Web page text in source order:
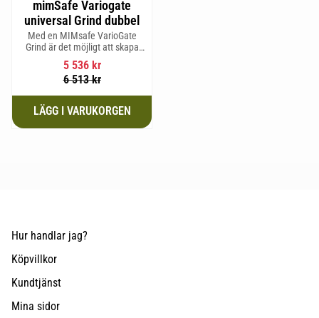
mimSafe Variogate
universal Grind dubbel
Med en MIMsafe VarioGate
Grind är det möjligt att skapa
ett inhägnat område i hela
bagageutrymmet som kan
användas för transport av
5 536kr
6 513kr
Hur handlar jag?
Köpvillkor
Kundtjänst
Mina sidor